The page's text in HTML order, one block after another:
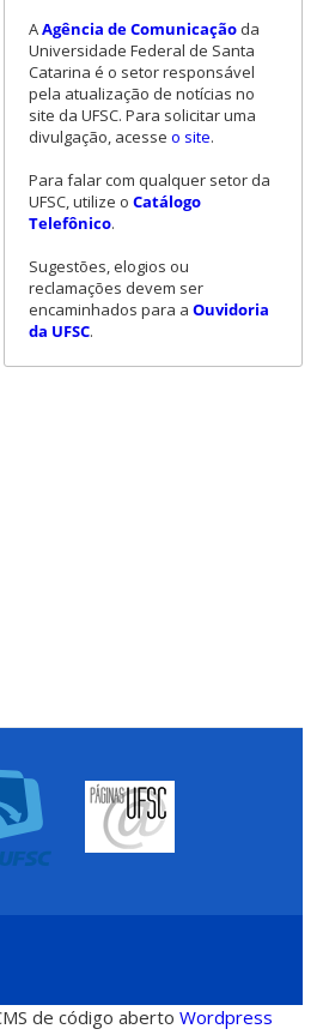
AAgência de Comunicaçãoda
Universidade Federal de Santa
Catarina é o setor responsável
pela atualização de notícias no
site da UFSC. Para solicitar uma
divulgação, acesse o site.
Para falar com qualquer setor da
UFSC, utilize o Catálogo
Telefônico.
Sugestões, elogios ou
reclamações devem ser
encaminhados para a Ouvidoria
da UFSC.
de código abertoWordpress